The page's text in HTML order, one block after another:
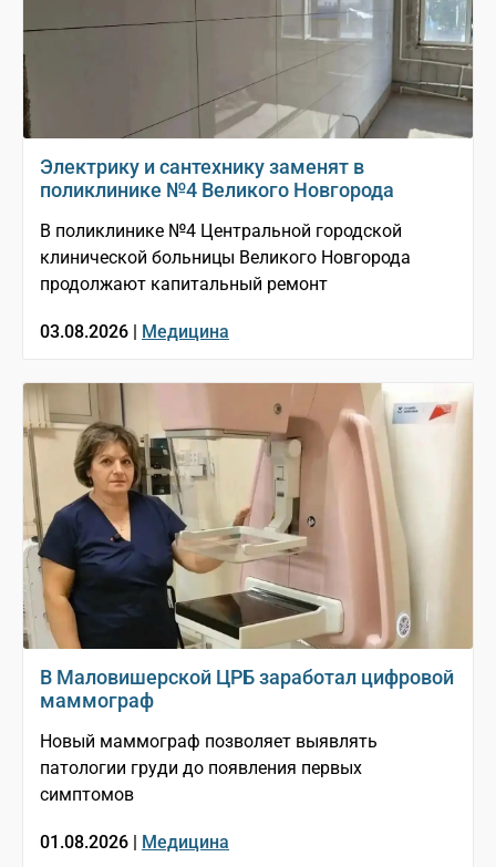
Электрику и сантехнику заменят в
поликлинике №4 Великого Новгорода
В поликлинике №4 Центральной городской
клинической больницы Великого Новгорода
продолжают капитальный ремонт
03.08.2026 | Медицина
В Маловишерской ЦРБ заработал цифровой
маммограф
Новый маммограф позволяет выявлять
патологии груди до появления первых
симптомов
01.08.2026 | Медицина